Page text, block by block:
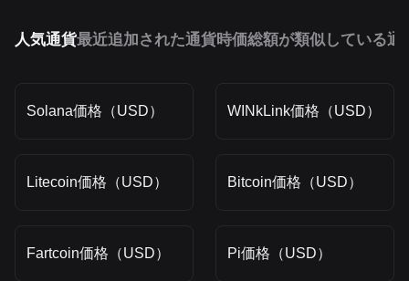
人気通貨最近追加された通貨時価総額が類似している通
Solana価格（USD） WINkLink価格（USD）
Litecoin価格（USD） Bitcoin価格（USD）
Fartcoin価格（USD） Pi価格（USD）